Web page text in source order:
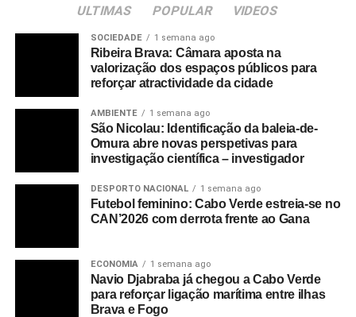
ULTIMAS POPULAR VIDEOS
SOCIEDADE 1 semana ago
Ribeira Brava: Câmara aposta na
valorização dos espaços públicos para
reforçar atractividade da cidade
AMBIENTE 1 semana ago
São Nicolau: Identificação da baleia-de-
Omura abre novas perspetivas para
investigação científica – investigador
DESPORTO NACIONAL 1 semana ago
Futebol feminino: Cabo Verde estreia-se no
CAN’2026 com derrota frente ao Gana
ECONOMIA 1 semana ago
Navio Djabraba já chegou a Cabo Verde
para reforçar ligação marítima entre ilhas
Brava e Fogo